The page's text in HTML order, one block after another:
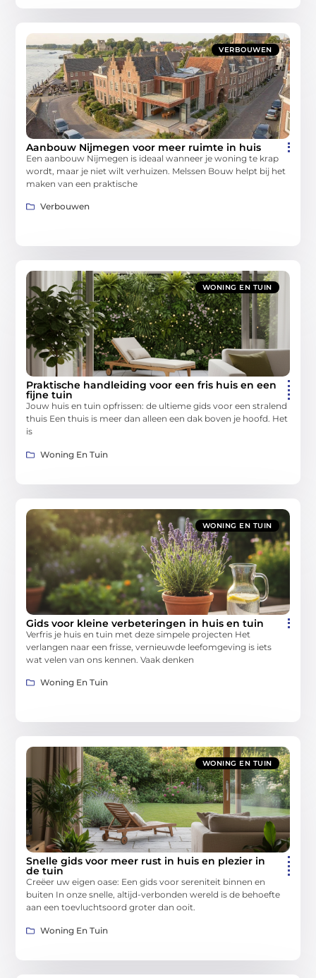
VERBOUWEN
Aanbouw Nijmegen voor meer ruimte in huis
Een aanbouw Nijmegen is ideaal wanneer je woning te krap
wordt, maar je niet wilt verhuizen. Melssen Bouw helpt bij het
maken van een praktische
Verbouwen
WONING EN TUIN
Praktische handleiding voor een fris huis en een
fijne tuin
Jouw huis en tuin opfrissen: de ultieme gids voor een stralend
thuis Een thuis is meer dan alleen een dak boven je hoofd. Het
is
Woning En Tuin
WONING EN TUIN
Gids voor kleine verbeteringen in huis en tuin
Verfris je huis en tuin met deze simpele projecten Het
verlangen naar een frisse, vernieuwde leefomgeving is iets
wat velen van ons kennen. Vaak denken
Woning En Tuin
WONING EN TUIN
Snelle gids voor meer rust in huis en plezier in
de tuin
Creëer uw eigen oase: Een gids voor sereniteit binnen en
buiten In onze snelle, altijd-verbonden wereld is de behoefte
aan een toevluchtsoord groter dan ooit.
Woning En Tuin